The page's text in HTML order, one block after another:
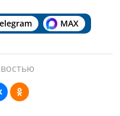
MAX